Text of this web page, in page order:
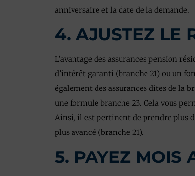
anniversaire et la date de la demande.
4. AJUSTEZ LE
L’avantage des assurances pension
d’intérêt garanti (branche 21) ou un
également des assurances dites de la
une formule branche 23. Cela vous
Ainsi, il est pertinent de prendre plus
plus avancé (branche 21).
5. PAYEZ MOIS